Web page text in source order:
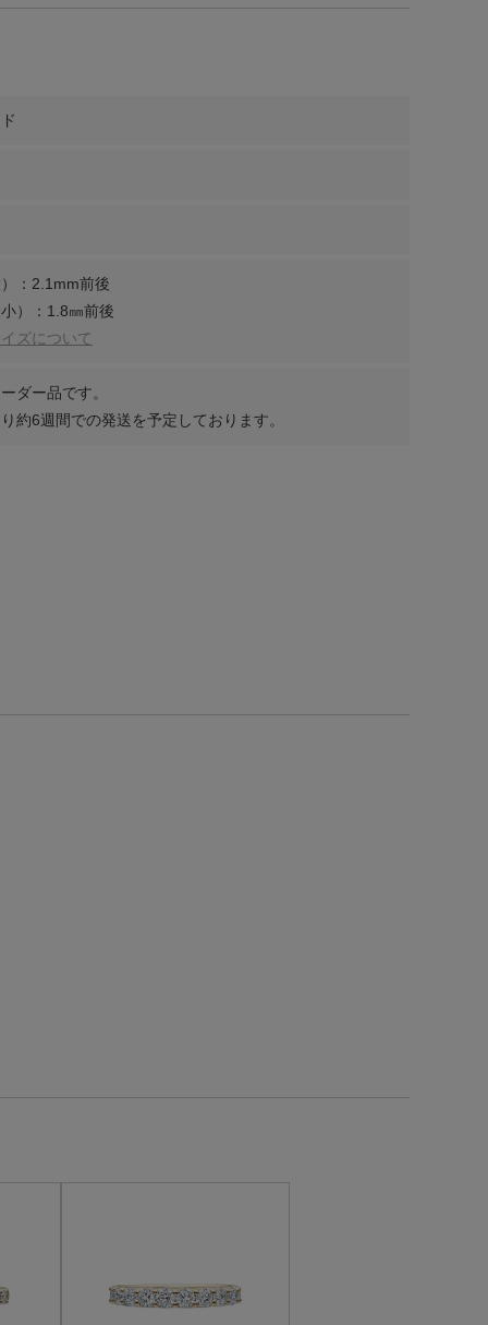
：2.1mm前後
）：1.8㎜前後
ズについて
ダー品です。
約6週間での発送を予定しております。